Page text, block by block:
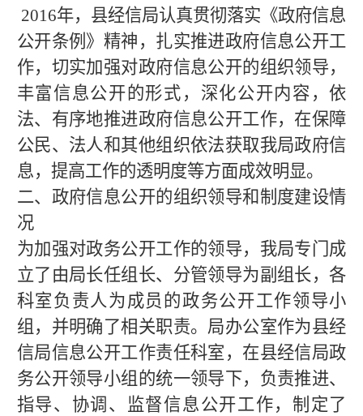
201 6年，县经信局认真贯彻落实《政府信息
公开条例》精神，扎实推进政府信息公开工
作， 切实加强对政府信息公开的组织领导，
丰富信息公开的形式，深化公开内容，依
法、有序地推进政府信息公开工作，在保障
公民、法人和其他组织依法获取我局政府信
息，提高工作的透明度等方面成效明显。
二、政府信息公开的组织领导和制度建设情
况
为加强对政务公开工作的领导，我局专门成
立了由局长任组长、分管领导为副组长，各
科室负责人为成员的政务公开工作领导小
组，并明确了相关职责。 局办公室作为县经
信局信息公开工作责任科室 ，在县经信局政
务公开领导小组的统一领导下，负责推进、
指导、协调、监督信息公开工作，制定了